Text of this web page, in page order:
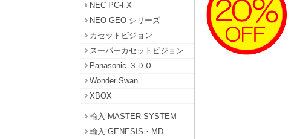
NEC PC-FX
NEO GEO シリーズ
カセットビジョン
スーパーカセットビジョン
Panasonic ３ＤＯ
Wonder Swan
XBOX
輸入 MASTER SYSTEM
輸入 GENESIS・MD